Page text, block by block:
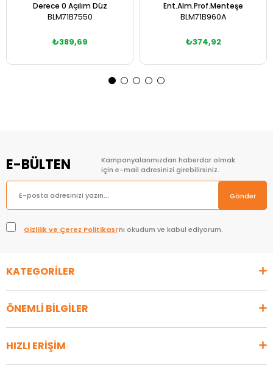
Derece 0 Açılım Düz
BLM71B7550
₺389,69
Ent.Alm.Prof.Menteşe
BLM71B960A
₺374,92
E-BÜLTEN
Kampanyalarımızdan haberdar olmak
için e-mail adresinizi girebilirsiniz.
Gönder
Gizlilik ve Çerez Politikası’nı okudum ve kabul ediyorum.
KATEGORİLER
ÖNEMLİ BİLGİLER
HIZLI ERİŞİM